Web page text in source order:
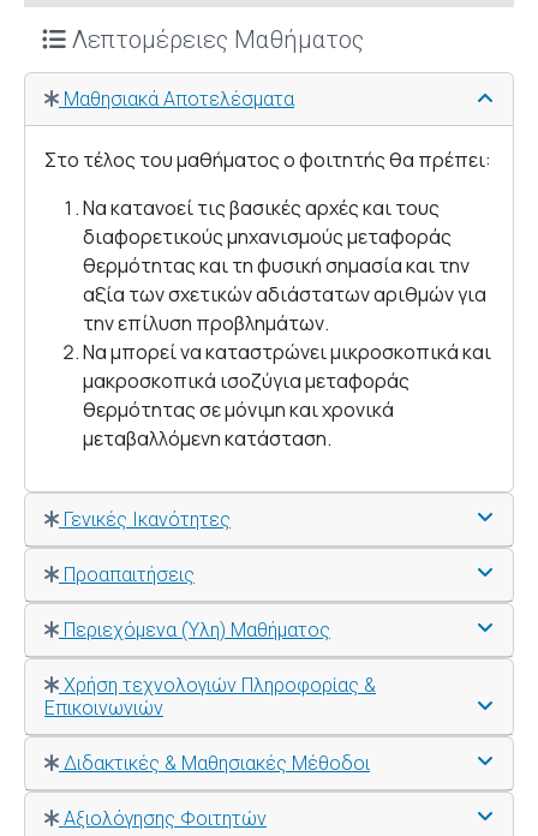
Λεπτομέρειες Μαθήματος
Μαθησιακά Αποτελέσματα
Στο τέλος του μαθήματος ο φοιτητής θα πρέπει:
Να κατανοεί τις βασικές αρχές και τους
διαφορετικούς μηχανισμούς μεταφοράς
θερμότητας και τη φυσική σημασία και την
αξία των σχετικών αδιάστατων αριθμών για
την επίλυση προβλημάτων.
Να μπορεί να καταστρώνει μικροσκοπικά και
μακροσκοπικά ισοζύγια μεταφοράς
θερμότητας σε μόνιμη και χρονικά
μεταβαλλόμενη κατάσταση.
Γενικές Ικανότητες
Προαπαιτήσεις
Περιεχόμενα (Ύλη) Μαθήματος
Χρήση τεχνολογιών Πληροφορίας &
Επικοινωνιών
Διδακτικές & Μαθησιακές Μέθοδοι
Αξιολόγησης Φοιτητών